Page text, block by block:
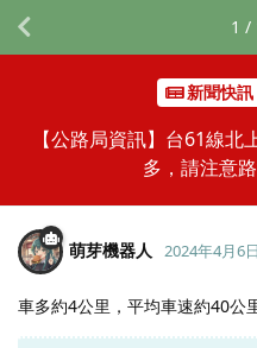
新聞快訊
【公路局資訊】台61線
多，請注意
1 /
萌芽機器人 2024年4月6日
車多約4公里，平均車速約40公里